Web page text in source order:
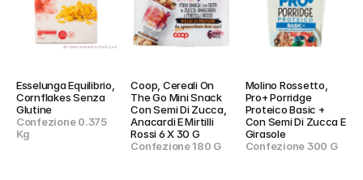
Esselunga Equilibrio,
Cornflakes Senza
Glutine
Confezione 0.375
Kg
Coop, Cereali On
The Go Mini Snack
Con Semi Di Zucca,
Anacardi E Mirtilli
Rossi 6 X 30 G
Confezione 180 G
Molino Rossetto,
Pro+ Porridge
Proteico Basic +
Con Semi Di Zucca E
Girasole
Confezione 300 G